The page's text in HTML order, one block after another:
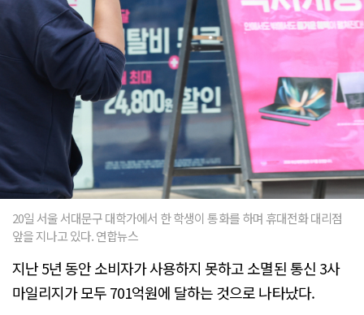
20일 서울 서대문구 대학가에서 한 학생이 통화를 하며 휴대전화 대리점
앞을 지나고 있다. 연합뉴스
지난 5년 동안 소비자가 사용하지 못하고 소멸된 통신 3사
마일리지가 모두 701억원에 달하는 것으로 나타났다.